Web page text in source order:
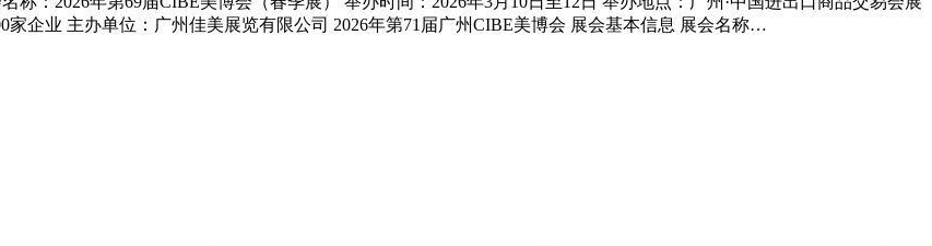
企业 主办单位：广州佳美展览有限公司 2026年第71届广州CIBE美博会 展会基本信息 展会名称…